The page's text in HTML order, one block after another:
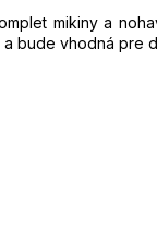
mikiny a
bude vhodná pre